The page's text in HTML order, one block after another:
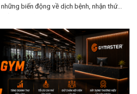
biến động về dịch bệnh, nhận thức